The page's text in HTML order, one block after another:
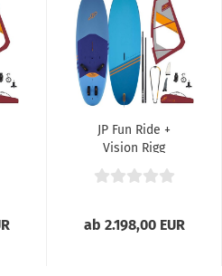
JP Fun Ride +
Vision Rigg
Einsteiger Sett...
ab 2.198,00 EUR